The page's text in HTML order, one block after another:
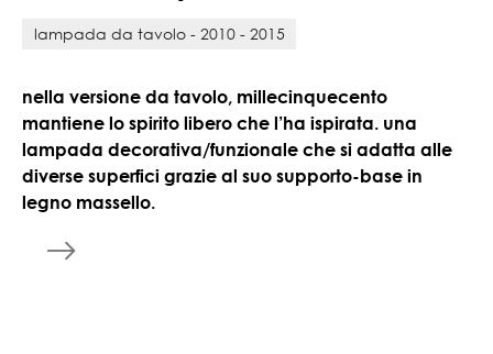
lampada da tavolo - 2010 - 2015
nella versione da tavolo, millecinquecento
mantiene lo spirito libero che l’ha ispirata. una
lampada decorativa/funzionale che si adatta alle
diverse superfici grazie al suo supporto-base in
legno massello.